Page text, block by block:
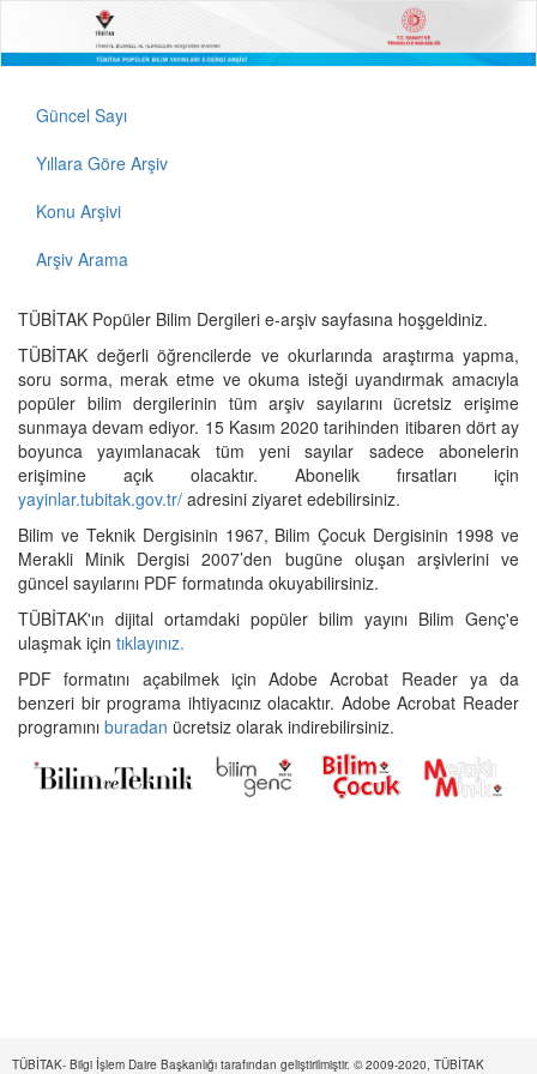
Güncel Sayı
Yıllara Göre Arşiv
Konu Arşivi
Arşiv Arama
TÜBİTAK Popüler Bilim Dergileri e-arşiv sayfasına hoşgeldiniz.
TÜBİTAK değerli öğrencilerde ve okurlarında araştırma yapma,
soru sorma, merak etme ve okuma isteği uyandırmak amacıyla
popüler bilim dergilerinin tüm arşiv sayılarını ücretsiz erişime
sunmaya devam ediyor. 15 Kasım 2020 tarihinden itibaren dört ay
boyunca yayımlanacak tüm yeni sayılar sadece abonelerin
erişimine açık olacaktır. Abonelik fırsatları için
yayinlar.tubitak.gov.tr/ adresini ziyaret edebilirsiniz.
Bilim ve Teknik Dergisinin 1967, Bilim Çocuk Dergisinin 1998 ve
Merakli Minik Dergisi 2007’den bugüne oluşan arşivlerini ve
güncel sayılarını PDF formatında okuyabilirsiniz.
TÜBİTAK'ın dijital ortamdaki popüler bilim yayını Bilim Genç'e
ulaşmak için tıklayınız.
PDF formatını açabilmek için Adobe Acrobat Reader ya da
benzeri bir programa ihtiyacınız olacaktır. Adobe Acrobat Reader
programını buradan ücretsiz olarak indirebilirsiniz.
TÜBİTAK- Bilgi İşlem Daire Başkanlığı tarafından geliştirilmiştir. © 2009-2020, TÜBİTAK